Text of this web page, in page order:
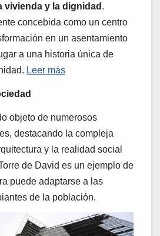
vivienda y la dignidad .
concebida como un centro
en un asentamiento
a una historia única de
Leer más
objeto de numerosos
destacando la compleja
y la realidad social
de David es un ejemplo de
puede adaptarse a las
de la población.